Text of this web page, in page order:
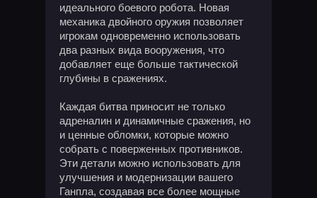
идеального боевого робота. Новая
механика двойного оружия позволяет
игрокам одновременно использовать
два разных вида вооружения, что
добавляет еще больше тактической
глубины в сражениях.
Каждая битва приносит не только
адреналин и динамичные сражения, но
и ценные обломки, которые можно
собрать с поверженных противников.
Эти детали можно использовать для
улучшения и модернизации вашего
Ганпла, создавая все более мощные